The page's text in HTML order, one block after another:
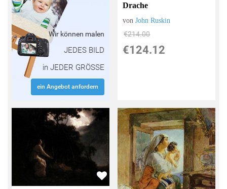
Wir können malen
JEDES BILD
in JEDER GRÖSSE
ein Angebot anfordern
Drache
vonJohn Ruskin
€214.00
€124.12